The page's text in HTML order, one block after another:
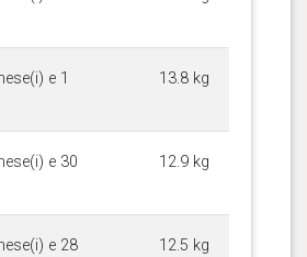
e 1
13.8 kg
e 30
12.9 kg
e 28
12.5 kg